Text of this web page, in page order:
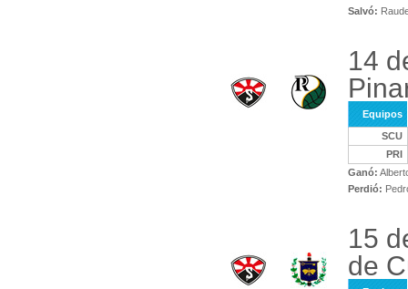
Salvó:
14
Equipos
SCU
PRI
Ganó:
Perdió:
15
de